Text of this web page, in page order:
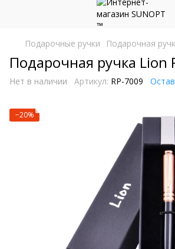
Подарочные ручки Подарочная
Подарочная ручка Lion
Нет в наличии Артикул: RP-7009
−20%